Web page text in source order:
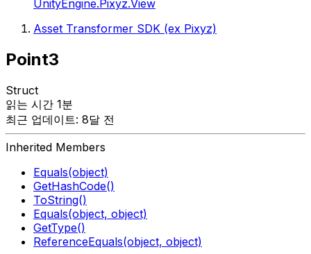
UnityEngine.Pixyz.View
Asset Transformer SDK (ex Pixyz)
Point3
Struct
읽는 시간 1분
최근 업데이트: 8달 전
Inherited Members
Equals(object)
GetHashCode()
ToString()
Equals(object, object)
GetType()
ReferenceEquals(object, object)